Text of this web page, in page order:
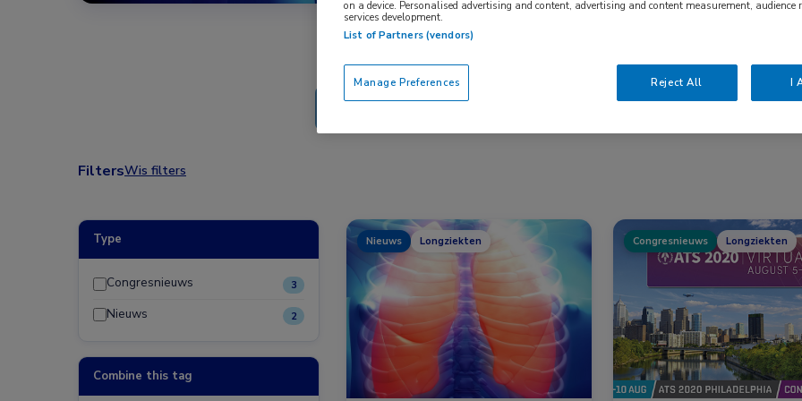
FiltersWis filters
Type
Congresnieuws 3
Nieuws 2
Combine this tag
Nieuws Longziekten Congresnieuws Longziekten
on a device. Personalised advertising and content, advertising and content measurement, audience
services development.
List of Partners (vendors)
Reject All I
Manage Preferences